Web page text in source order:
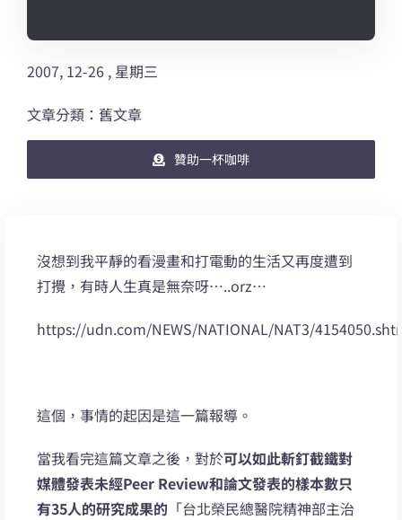
2007, 12-26 , 星期三
文章分類：舊文章
贊助一杯咖啡
沒想到我平靜的看漫畫和打電動的生活又再度遭到
打攪，有時人生真是無奈呀…..orz…
https://udn.com/NEWS/NATIONAL/NAT3/
這個，事情的起因是這一篇報導。
當我看完這篇文章之後，對於可以如此斬釘截鐵對
媒體發表未經Peer Review和論文發表的樣本數只
有35人的研究成果的 「台北榮民總醫院精神部主治